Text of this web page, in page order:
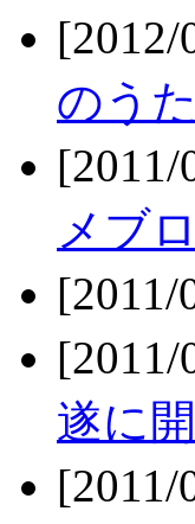
のう
メブ
遂に